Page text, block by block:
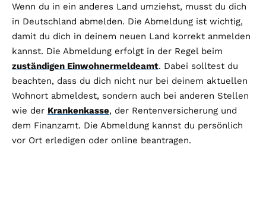
Wenn du in ein anderes Land umziehst, musst du dich
in Deutschland abmelden. Die Abmeldung ist wichtig,
damit du dich in deinem neuen Land korrekt anmelden
kannst. Die Abmeldung erfolgt in der Regel beim
zuständigen Einwohnermeldeamt. Dabei solltest du
beachten, dass du dich nicht nur bei deinem aktuellen
Wohnort abmeldest, sondern auch bei anderen Stellen
wie der Krankenkasse, der Rentenversicherung und
dem Finanzamt. Die Abmeldung kannst du persönlich
vor Ort erledigen oder online beantragen.